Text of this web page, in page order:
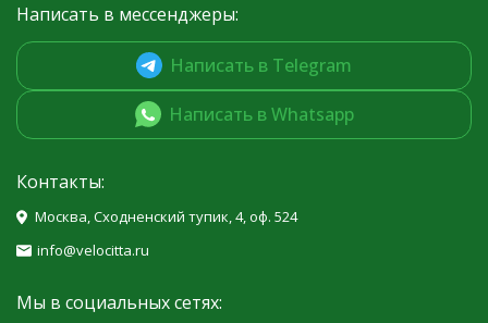
Написать в мессенджеры:
Написать в Telegram
Написать в Whatsapp
Контакты:
Москва, Сходненский тупик, 4, оф. 524
info@velocitta.ru
Мы в социальных сетях: